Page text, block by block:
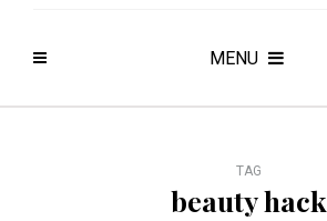
MENU
TAG
beauty hack